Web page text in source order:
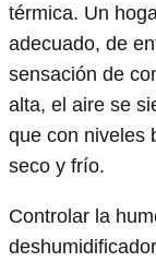
térmica. Un
adecuado, de
sensación de
alta, el aire se
que con niveles
seco y frío.
Controlar la